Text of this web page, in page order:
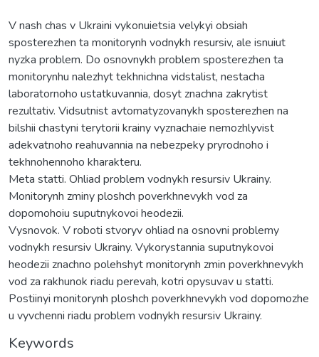
V nash chas v Ukraini vykonuietsia velykyi obsiah
sposterezhen ta monitorynh vodnykh resursiv, ale isnuiut
nyzka problem. Do osnovnykh problem sposterezhen ta
monitorynhu nalezhyt tekhnichna vidstalist, nestacha
laboratornoho ustatkuvannia, dosyt znachna zakrytist
rezultativ. Vidsutnist avtomatyzovanykh sposterezhen na
bilshii chastyni terytorii krainy vyznachaie nemozhlyvist
adekvatnoho reahuvannia na nebezpeky pryrodnoho i
tekhnohennoho kharakteru.
Meta statti. Ohliad problem vodnykh resursiv Ukrainy.
Monitorynh zminy ploshch poverkhnevykh vod za
dopomohoiu suputnykovoi heodezii.
Vysnovok. V roboti stvoryv ohliad na osnovni problemy
vodnykh resursiv Ukrainy. Vykorystannia suputnykovoi
heodezii znachno polehshyt monitorynh zmin poverkhnevykh
vod za rakhunok riadu perevah, kotri opysuvav u statti.
Postiinyi monitorynh ploshch poverkhnevykh vod dopomozhe
u vyvchenni riadu problem vodnykh resursiv Ukrainy.
Keywords